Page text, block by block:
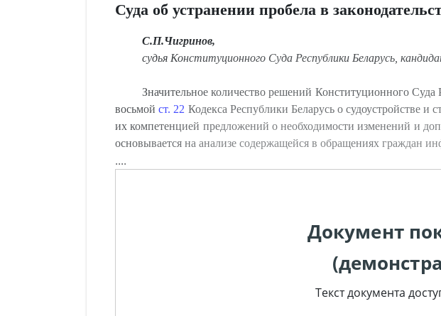
Суда об устранении пробела в
С.П.Чигринов,
судья Конституционного Суда Республики Беларусь,
Значительное количество решений Конституционного
восьмойст. 22 Кодекса Республики Беларусь о судоустройстве и
их компетенцией предложений о необходимости изменений и
основывается на анализе содержащейся в обращениях граждан
....
Документ
Текст документа